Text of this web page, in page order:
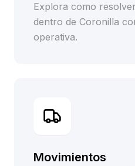
Explora como
dentro de Coronilla
operativa.
Movimientos